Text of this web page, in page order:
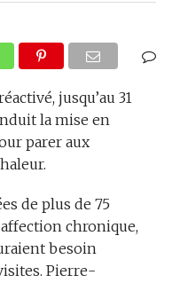
jusqu’au 31
la mise en
parer aux
de plus de 75
chronique,
besoin
Pierre-